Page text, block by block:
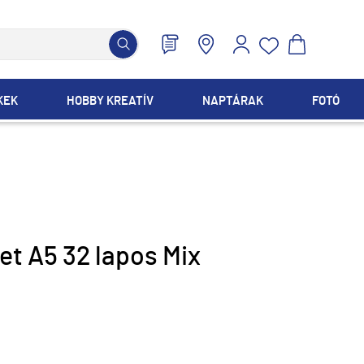
HOBBY KREATÍV NAPTÁRAK FOTÓ
A5 32 lapos Mix